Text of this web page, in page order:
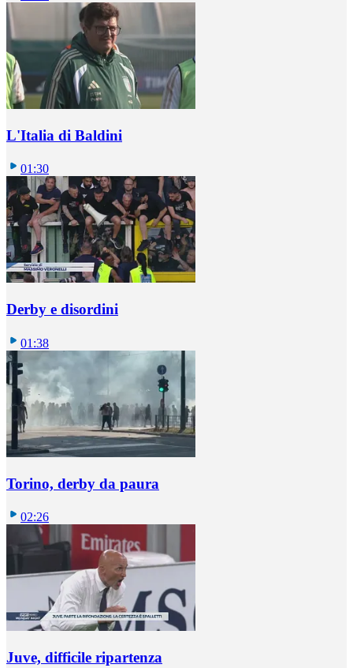
L'Italia di Baldini
01:30
Derby e disordini
01:38
Torino, derby da paura
02:26
Juve, difficile ripartenza